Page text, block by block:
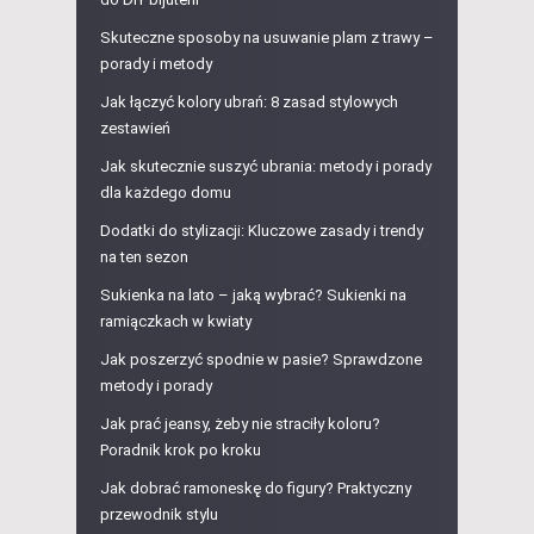
Skuteczne sposoby na usuwanie plam z trawy –
porady i metody
Jak łączyć kolory ubrań: 8 zasad stylowych
zestawień
Jak skutecznie suszyć ubrania: metody i porady
dla każdego domu
Dodatki do stylizacji: Kluczowe zasady i trendy
na ten sezon
Sukienka na lato – jaką wybrać? Sukienki na
ramiączkach w kwiaty
Jak poszerzyć spodnie w pasie? Sprawdzone
metody i porady
Jak prać jeansy, żeby nie straciły koloru?
Poradnik krok po kroku
Jak dobrać ramoneskę do figury? Praktyczny
przewodnik stylu